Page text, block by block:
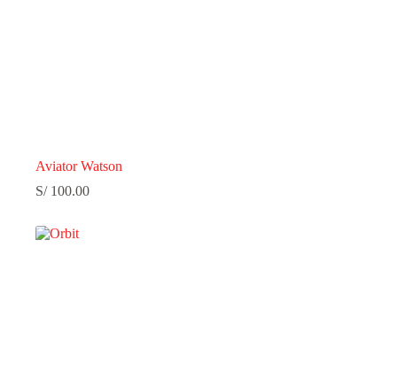
Aviator Watson
S/100.00